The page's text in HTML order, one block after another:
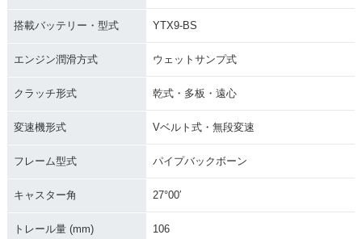
搭載バッテリー・型式 YTX9-BS
エンジン潤滑方式 ウェットサンプ式
クラッチ形式 乾式・多板・遠心
変速機形式 Vベルト式・無段変速
フレーム型式 パイプバックボーン
キャスター角 27°00′
トレール量 (mm) 106